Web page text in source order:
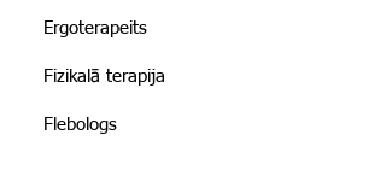
Ergoterapeits
Fizikalā terapija
Flebologs